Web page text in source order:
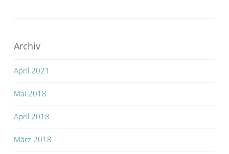
Archiv
April 2021
Mai 2018
April 2018
März 2018